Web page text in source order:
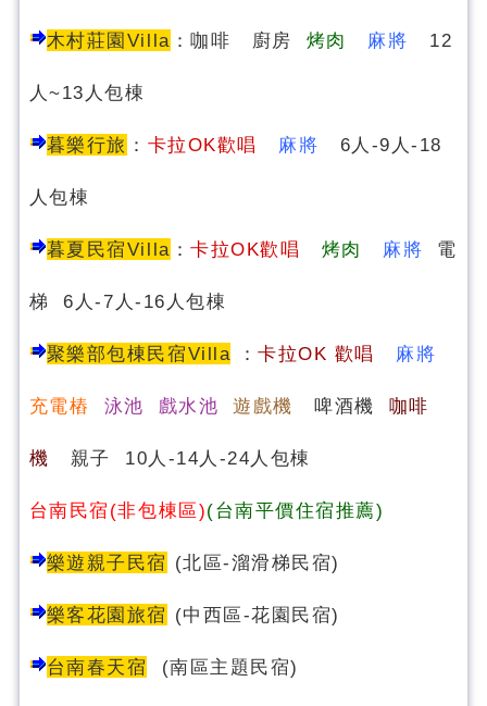
木村莊園Villa ：咖啡 廚房 烤肉 麻將 12
人~13人包棟
暮樂行旅 ： 卡拉OK歡唱 麻將 6人-9人-18
人包棟
暮夏民宿Villa ：卡拉OK歡唱 烤肉 麻將 電
梯 6人-7人-16人包棟
聚樂部包棟民宿Villa ：卡拉OK 歡唱 麻將
充電樁 泳池 戲水池 遊戲機 啤酒機 咖啡
機 親子 10人-14人-24人包棟
台南民宿(非包棟區)(台南平價住宿推薦)
樂遊親子民宿 (北區-溜滑梯民宿)
樂客花園旅宿 (中西區-花園民宿)
台南春天宿 (南區主題民宿)